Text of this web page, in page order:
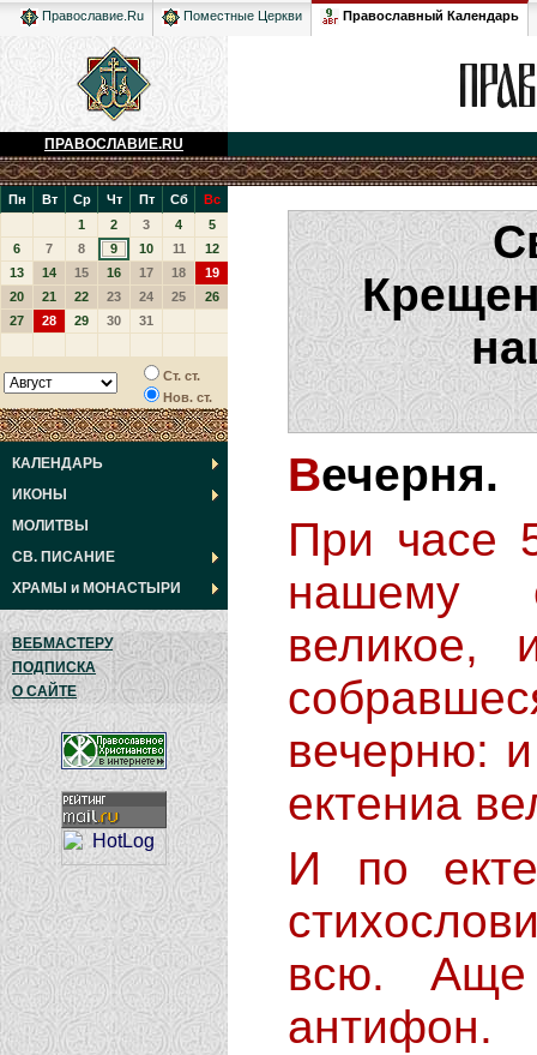
Православие.Ru Поместные Церкви Православный Календарь
ПРАВОСЛАВИЕ.RU
Пн Вт Ср Чт Пт Сб
Вс
1
2 3 4
5
6
7 8 9 10 11
12
13
14 15 16 17 18
19
20
21 22 23 24 25
26
27
28 29 30 31
Ст. ст.
Нов. ст.
КАЛЕНДАРЬ
ИКОНЫ
МОЛИТВЫ
СВ. ПИСАНИЕ
ХРАМЫ и МОНАСТЫРИ
ВЕБМАСТЕРУ
ПОДПИСКА
О САЙТЕ
Вечерня.
При часе 5-м дне (т.е. 11-й час дня по
нашему
вечерню:
ектениа
И по ектении, аще будет в субботу,
всю.
антифон.